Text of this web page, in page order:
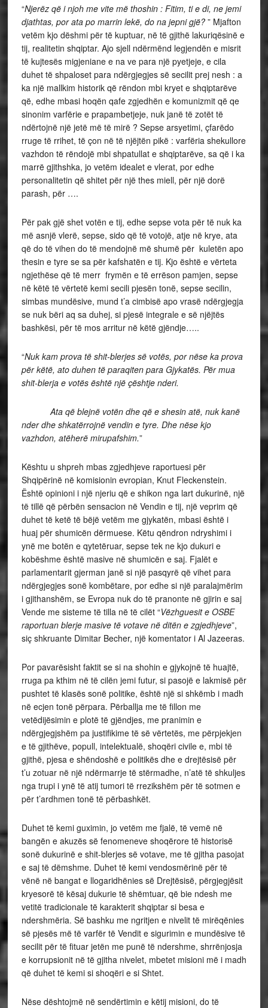
“Njerëz që i njoh me vite më thoshin : Fitim, ti e di, ne jemi
djathtas, por ata po marrin lekë, do na jepni gjë? ” Mjafton
vetëm kjo dëshmi për të kuptuar, në të gjithë lakuriqësinë e
tij, realitetin shqiptar. Ajo sjell ndërmënd legjendën e misrit
të kujtesës migjeniane e na ve para një pyetjeje, e cila
duhet të shpaloset para ndërgjegjes së secilit prej nesh : a
ka një mallkim historik që rëndon mbi kryet e shqiptarëve
që, edhe mbasi hoqën qafe zgjedhën e komunizmit që qe
sinonim varfërie e prapambetjeje, nuk janë të zotët të
ndërtojnë një jetë më të mirë ? Sepse arsyetimi, çfarëdo
rruge të rrihet, të çon në të njëjtën pikë : varfëria shekullore
vazhdon të rëndojë mbi shpatullat e shqiptarëve, sa që i ka
marrë gjithshka, jo vetëm idealet e vlerat, por edhe
personalitetin që shitet për një thes miell, për një dorë
parash, për ….
Për pak gjë shet votën e tij, edhe sepse vota për të nuk ka
më asnjë vlerë, sepse, sido që të votojë, atje në krye, ata
që do të vihen do të mendojnë më shumë për kuletën apo
thesin e tyre se sa për kafshatën e tij. Kjo është e vërteta
ngjethëse që të merr frymën e të errëson pamjen, sepse
në këtë të vërtetë kemi secili pjesën tonë, sepse secilin,
simbas mundësive, mund t’a cimbisë apo vrasë ndërgjegja
se nuk bëri aq sa duhej, si pjesë integrale e së njëjtës
bashkësi, për të mos arritur në këtë gjëndje…..
“Nuk kam prova të shit-blerjes së votës, por nëse ka prova
për këtë, ato duhen të paraqiten para Gjykatës. Për mua
shit-blerja e votës është një çështje nderi.
Ata që blejnë votën dhe që e shesin atë, nuk kanë
nder dhe shkatërrojnë vendin e tyre. Dhe nëse kjo
vazhdon, atëherë mirupafshim.”
Kështu u shpreh mbas zgjedhjeve raportuesi për
Shqipërinë në komisionin evropian, Knut Fleckenstein.
Është opinioni i një njeriu që e shikon nga lart dukurinë, një
të tillë që përbën sensacion në Vendin e tij, një veprim që
duhet të ketë të bëjë vetëm me gjykatën, mbasi është i
huaj për shumicën dërmuese. Këtu qëndron ndryshimi i
ynë me botën e qytetëruar, sepse tek ne kjo dukuri e
kobëshme është masive në shumicën e saj. Fjalët e
parlamentarit gjerman janë si një pasqyrë që vihet para
ndërgjegjes sonë kombëtare, por edhe si një paralajmërim
i gjithanshëm, se Evropa nuk do të pranonte në gjirin e saj
Vende me sisteme të tilla në të cilët “Vëzhguesit e OSBE
raportuan blerje masive të votave në ditën e zgjedhjeve”,
siç shkruante Dimitar Becher, një komentator i Al Jazeeras.
Por pavarësisht faktit se si na shohin e gjykojnë të huajtë,
rruga pa kthim në të cilën jemi futur, si pasojë e lakmisë për
pushtet të klasës sonë politike, është një si shkëmb i madh
në ecjen tonë përpara. Përballja me të fillon me
vetëdijësimin e plotë të gjëndjes, me pranimin e
ndërgjegjshëm pa justifikime të së vërtetës, me përpjekjen
e të gjithëve, popull, intelektualë, shoqëri civile e, mbi të
gjithë, pjesa e shëndoshë e politikës dhe e drejtësisë për
t’u zotuar në një ndërmarrje të stërmadhe, n’atë të shkuljes
nga trupi i ynë të atij tumori të rrezikshëm për të sotmen e
për t’ardhmen tonë të përbashkët.
Duhet të kemi guximin, jo vetëm me fjalë, të vemë në
bangën e akuzës së fenomeneve shoqërore të historisë
sonë dukurinë e shit-blerjes së votave, me të gjitha pasojat
e saj të dëmshme. Duhet të kemi vendosmërinë për të
vënë në bangat e llogaridhënies së Drejtësisë, përgjegjësit
kryesorë të kësaj dukurie të shëmtuar, që bie ndesh me
vetitë tradicionale të karakterit shqiptar si besa e
ndershmëria. Së bashku me ngritjen e nivelit të mirëqënies
së pjesës më të varfër të Vendit e sigurimin e mundësive të
secilit për të fituar jetën me punë të ndershme, shrrënjosja
e korrupsionit në të gjitha nivelet, mbetet misioni më i madh
që duhet të kemi si shoqëri e si Shtet.
Nëse dështojmë në sendërtimin e këtij misioni, do të